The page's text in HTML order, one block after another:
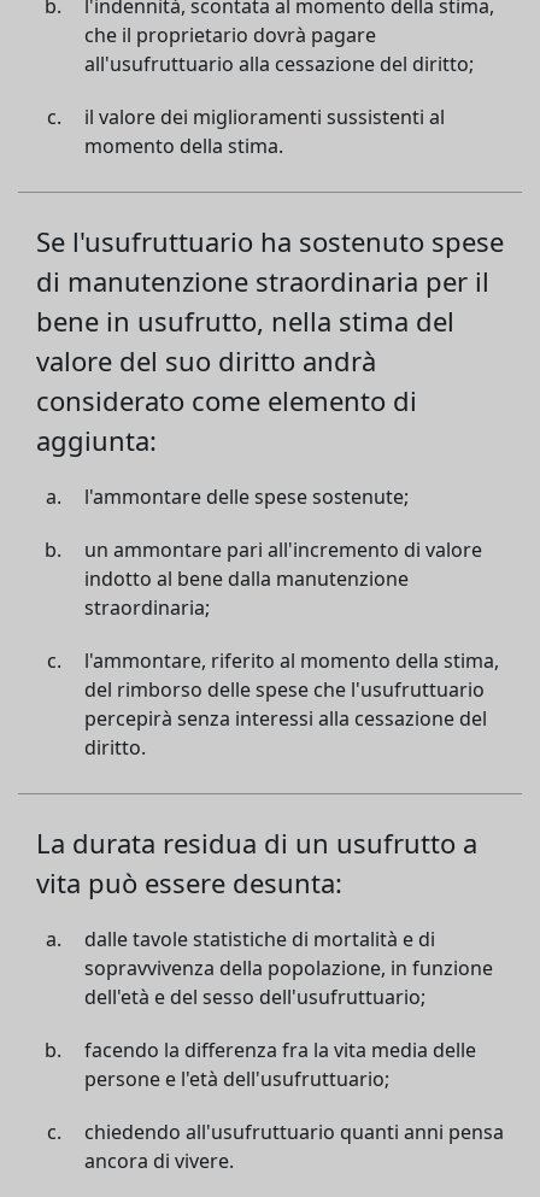
l'indennità, scontata al momento della stima,
che il proprietario dovrà pagare
all'usufruttuario alla cessazione del diritto;
il valore dei miglioramenti sussistenti al
momento della stima.
Se l'usufruttuario ha sostenuto spese
di manutenzione straordinaria per il
bene in usufrutto, nella stima del
valore del suo diritto andrà
considerato come elemento di
aggiunta:
l'ammontare delle spese sostenute;
un ammontare pari all'incremento di valore
indotto al bene dalla manutenzione
straordinaria;
l'ammontare, riferito al momento della stima,
del rimborso delle spese che l'usufruttuario
percepirà senza interessi alla cessazione del
diritto.
La durata residua di un usufrutto a
vita può essere desunta:
dalle tavole statistiche di mortalità e di
sopravvivenza della popolazione, in funzione
dell'età e del sesso dell'usufruttuario;
facendo la differenza fra la vita media delle
persone e l'età dell'usufruttuario;
chiedendo all'usufruttuario quanti anni pensa
ancora di vivere.